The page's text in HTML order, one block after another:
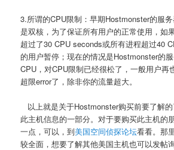
3.所谓的CPU限制：早期Hostmonster的服
是双核，为了保证所有用户的正常使用，如
超过了30 CPU seconds或所有进程超过40
的用户暂停；现在的情况是Hostmonster的
CPU，对CPU限制已经很松了，一般用户再
超限error了，除非你的流量超大。
以上就是关于Hostmonster购买前要了解
此主机信息的一部分。对于要购买此主机的
一点，可以，到美国空间侦探论坛看看。那
较全面，想要了解其他美国主机也可以发帖询